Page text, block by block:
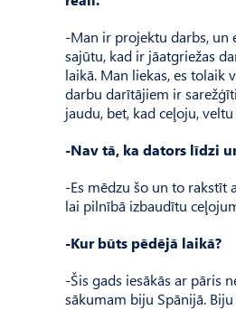
-Man ir projektu darbs, un
sajūtu, kad ir jāatgriežas
laikā. Man liekas, es
darbu darītājiem ir
jaudu, bet, kad ceļoju,
-Nav tā, ka dators līdzi
-Es mēdzu šo un to rakstīt
lai pilnībā izbaudītu
-Kur būts pēdējā laikā?
-Šis gads iesākās ar pāris
sākumam biju Spānijā.